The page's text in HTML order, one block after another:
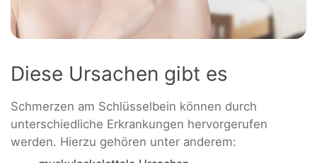
Diese Ursachen gibt es
Schmerzen am Schlüsselbein können durch
unterschiedliche Erkrankungen hervorgerufen
werden. Hierzu gehören unter anderem: